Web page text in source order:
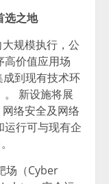
选之地
规模执行，公
高价值应用场
到现有技术环
。 新设施将展
络安全及网络
运行可与现有企
场（Cyber